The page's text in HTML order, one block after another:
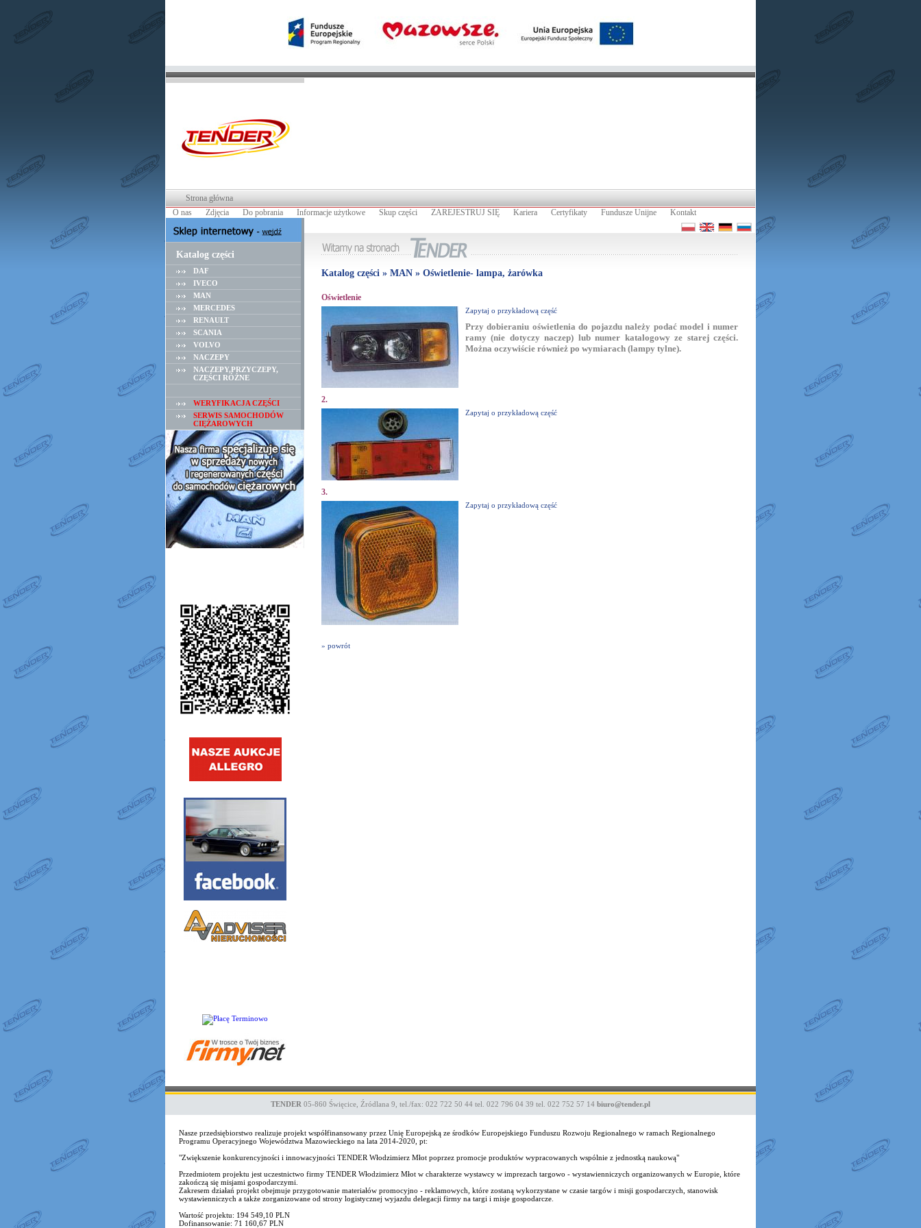
Strona główna
O nas
Zdjęcia Do pobrania Informacje użytkowe Skup części ZAREJESTRUJ SIĘ Kariera Certyfikaty Fundusze Unijne Kontakt
Katalog części
DAF
IVECO
MAN
MERCEDES
RENAULT
SCANIA
VOLVO
NACZEPY
NACZEPY,PRZYCZEPY,
CZĘŚCI RÓŻNE
WERYFIKACJA CZĘŚCI
SERWIS SAMOCHODÓW
CIĘŻAROWYCH
Katalog części » MAN » Oświetlenie- lampa, żarówka
Oświetlenie
Zapytaj o przykładową część
Przy dobieraniu oświetlenia do pojazdu należy podać model i numer
ramy (nie dotyczy naczep) lub numer katalogowy ze starej części.
Można oczywiście również po wymiarach (lampy tylne).
2.
Zapytaj o przykładową część
3.
Zapytaj o przykładową część
» powrót
TENDER 05-860 Święcice Źródlana 9 tel./fax: 022 722 50 44 tel. 022 796 04 39 tel. 022 752 57 14 biuro@tender.pl
Nasze przedsiębiorstwo realizuje projekt współfinansowany przez Unię Europejską ze środków Europejskiego Funduszu Rozwoju Regionalnego w ramach Regionalnego
Programu Operacyjnego Województwa Mazowieckiego na lata 2014-2020, pt:
"Zwiększenie konkurencyjności i innowacyjności TENDER Włodzimierz Młot poprzez promocje produktów wypracowanych wspólnie z jednostką naukową"
Przedmiotem projektu jest uczestnictwo firmy TENDER Włodzimierz Młot w charakterze wystawcy w imprezach targowo - wystawienniczych organizowanych w Europie, które
zakończą się misjami gospodarczymi.
Zakresem działań projekt obejmuje przygotowanie materiałów promocyjno - reklamowych, które zostaną wykorzystane w czasie targów i misji gospodarczych, stanowisk
wystawienniczych a także zorganizowane od strony logistycznej wyjazdu delegacji firmy na targi i misje gospodarcze.
Wartość projektu: 194 549,10 PLN
Dofinansowanie: 71 160,67 PLN